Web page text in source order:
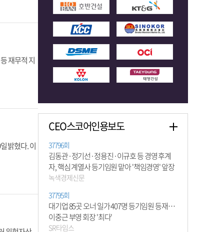
재무적 지
밝혔다. 이
CEO스코어인용보도
37796회
김동관·정기선·정용진·이규호 등 경영 후계
자, 핵심 계열사 등기임원 맡아 '책임경영' 앞장
녹색경제신문
37795회
대기업 85곳 오너 일가 407명 등기임원 등재…
이중근 부영 회장 '최다'
SR타임스